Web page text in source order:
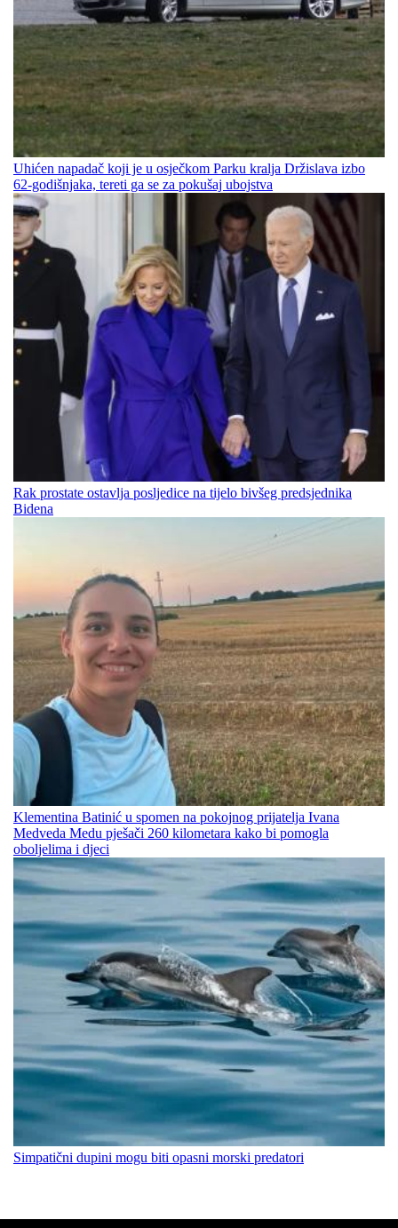
Uhićen napadač koji je u osječkom Parku kralja Držislava izbo
62-godišnjaka, tereti ga se za pokušaj ubojstva
Rak prostate ostavlja posljedice na tijelo bivšeg predsjednika
Bidena
Klementina Batinić u spomen na pokojnog prijatelja Ivana
Medveda Medu pješači 260 kilometara kako bi pomogla
oboljelima i djeci
Simpatični dupini mogu biti opasni morski predatori